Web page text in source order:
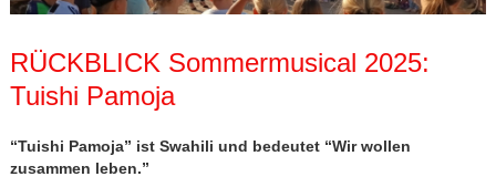
RÜCKBLICK Sommermusical 2025:
Tuishi Pamoja
“Tuishi Pamoja” ist Swahili und bedeutet “Wir wollen
zusammen leben.”